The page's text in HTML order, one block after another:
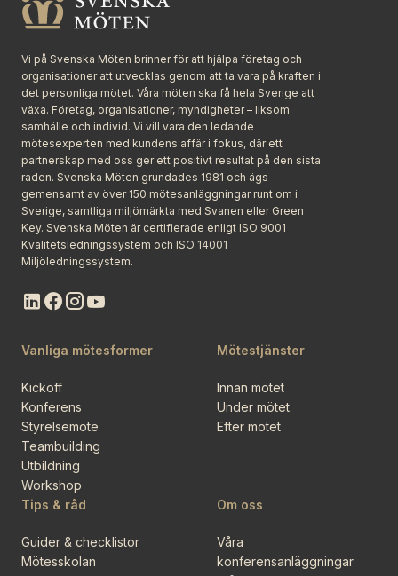
Vi på Svenska Möten brinner för att hjälpa företag och
organisationer att utvecklas genom att ta vara på kraften i
det personliga mötet. Våra möten ska få hela Sverige att
växa. Företag, organisationer, myndigheter – liksom
samhälle och individ. Vi vill vara den ledande
mötesexperten med kundens affär i fokus, där ett
partnerskap med oss ger ett positivt resultat på den sista
raden. Svenska Möten grundades 1981 och ägs
gemensamt av över 150 mötesanläggningar runt om i
Sverige, samtliga miljömärkta med Svanen eller Green
Key. Svenska Möten är certifierade enligt ISO 9001
Kvalitetsledningssystem och ISO 14001
Miljöledningssystem.
Vanliga mötesformer
Kickoff
Konferens
Styrelsemöte
Teambuilding
Utbildning
Workshop
Mötestjänster
Innan mötet
Under mötet
Efter mötet
Tips & råd
Guider & checklistor
Mötesskolan
Om oss
Våra
konferensanläggningar